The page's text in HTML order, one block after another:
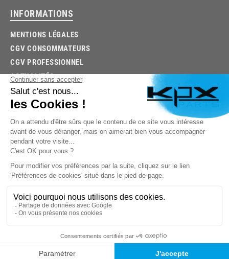
03.85.32.96.74
© 2026 -KPX PARTS- SITE CRÉÉ PARLET'S CLIC
INFORMATIONS
MENTIONS LÉGALES
CGV CONSOMMATEURS
CGV PROFESSIONNEL
ACTUALITÉS
TROUVEZ LA BONNE PIÈCE RAPIDEMENT
03.85.32.96.74